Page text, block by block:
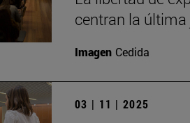
centran la
Imagen Cedida
03 | 11 | 2025